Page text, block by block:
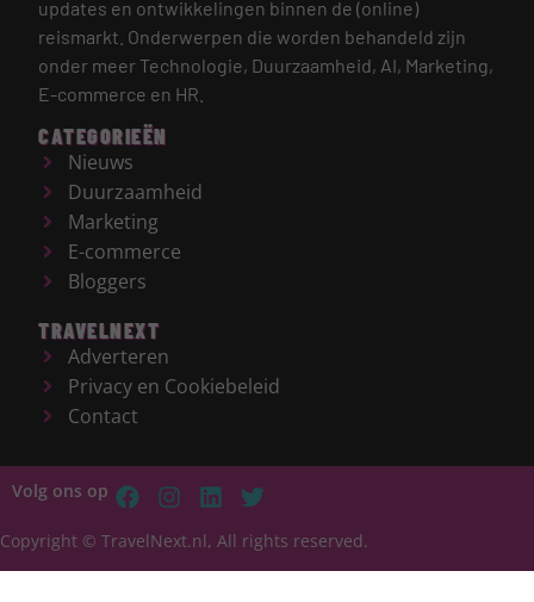
updates en ontwikkelingen binnen de (online)
reismarkt. Onderwerpen die worden behandeld zijn
onder meer Technologie, Duurzaamheid, AI, Marketing,
E-commerce en HR.
CATEGORIEËN
Nieuws
Duurzaamheid
Marketing
E-commerce
Bloggers
TRAVELNEXT
Adverteren
Privacy en Cookiebeleid
Contact
Volg ons op
Copyright © TravelNext.nl, All rights reserved.